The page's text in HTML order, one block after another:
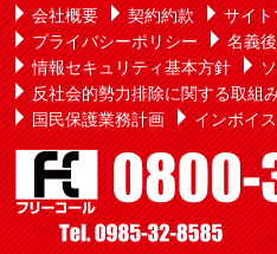
会社概要 契約約款 サイ
プライバシーポリシー
名義
情報セキュリティ基本方針
反社会的勢力排除に関する取組
国民保護業務計画
インボイ